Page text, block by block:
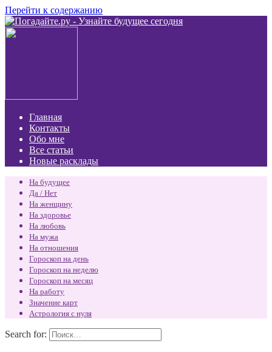
Перейти к содержанию
Главная
Контакты
Обо мне
Все статьи
Новые расклады
На будущее
Да / Нет
На женщину
На здоровье
На любовь
На мужа
На отношения
Гороскоп на день
Гороскоп на неделю
Гороскоп на месяц
На работу
Значение карт
Астрология с нуля
Search for: